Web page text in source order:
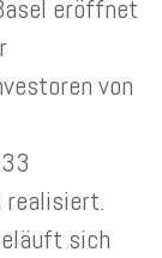
eröffnet
von
realisiert.
sich